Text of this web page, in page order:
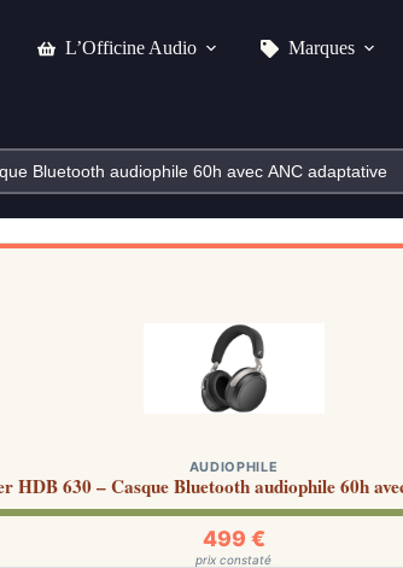
L’Officine Audio Marques
AUDIOPHILE
HDB 630 – Casque Bluetooth audiophile 60h
499 €
prix constaté